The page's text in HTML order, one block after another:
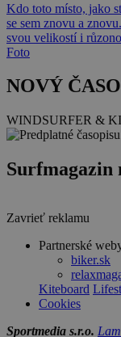
Kdo toto místo, jako
se sem znovu a
svou velikostí i
Foto
NOVÝ
WINDSURFER &
Surfmagazin
Zavrieť reklamu
Partnerské
biker.sk
Kiteboard
Cookies
Sportmedia s.r.o.